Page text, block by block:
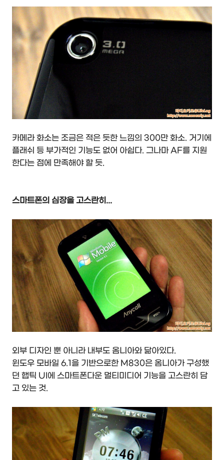
카메라 화소는 조금은 적은 듯한 느낌의 300만 화소. 거기에
플래쉬 등 부가적인 기능도 없어 아쉽다. 그나마 AF를 지원
한다는 점에 만족해야 할 듯.
스마트폰의 심장을 고스란히...
외부 디자인 뿐 아니라 내부도 옴니아와 닮아있다.
윈도우 모바일 6.1을 기반으로한 M830은 옴니아가 구성했
던 햅틱 UI에 스마트폰다운 멀티미디어 기능을 고스란히 담
고 있는 것.